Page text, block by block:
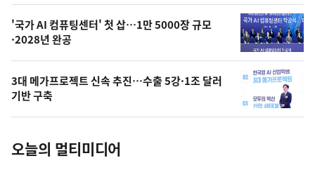
오
의
사
진
'국가 AI 컴퓨팅센터' 첫 삽…1만 5000장 규모
·2028년 완공
3대 메가프로젝트 신속 추진…수출 5강·1조 달러
기반 구축
오늘의 멀티미디어